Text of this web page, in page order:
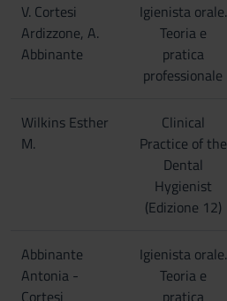
V. Cortesi
Ardizzone, A.
Abbinante
Igienista orale.
Teoria e
pratica
professionale
Wilkins Esther
M.
Clinical
Practice of the
Dental
Hygienist
(Edizione 12)
Abbinante
Antonia -
Cortesi
Igienista orale.
Teoria e
pratica